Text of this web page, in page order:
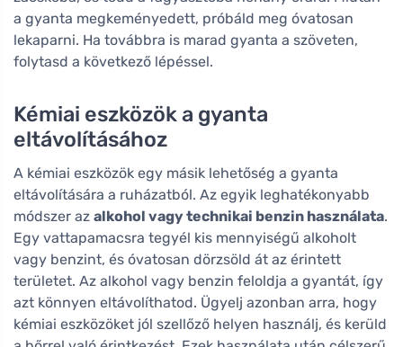
a gyanta megkeményedett, próbáld meg óvatosan
lekaparni. Ha továbbra is marad gyanta a szöveten,
folytasd a következő lépéssel.
Kémiai eszközök a gyanta
eltávolításához
A kémiai eszközök egy másik lehetőség a gyanta
eltávolítására a ruházatból. Az egyik leghatékonyabb
módszer az alkohol vagy technikai benzin használata.
Egy vattapamacsra tegyél kis mennyiségű alkoholt
vagy benzint, és óvatosan dörzsöld át az érintett
területet. Az alkohol vagy benzin feloldja a gyantát, így
azt könnyen eltávolíthatod. Ügyelj azonban arra, hogy
kémiai eszközöket jól szellőző helyen használj, és kerüld